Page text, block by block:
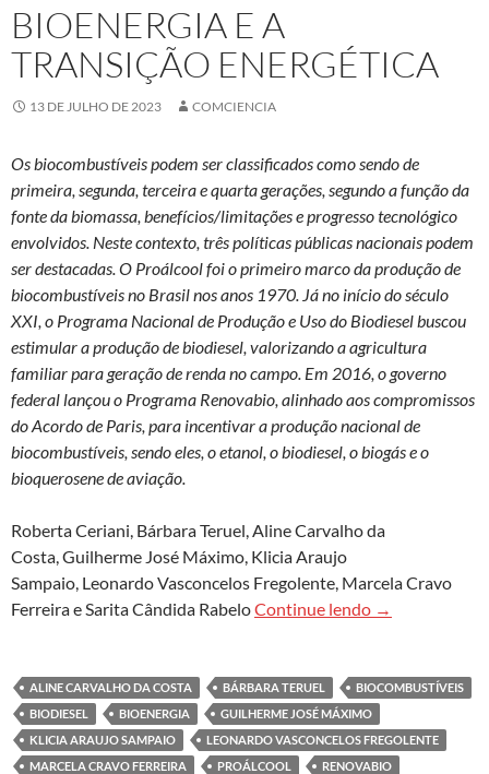
BIOENERGIA E A
TRANSIÇÃO ENERGÉTICA
13 DE JULHO DE 2023 COMCIENCIA
Os biocombustíveis podem ser classificados como sendo de
primeira, segunda, terceira e quarta gerações, segundo a função da
fonte da biomassa, benefícios/limitações e progresso tecnológico
envolvidos. Neste contexto, três políticas públicas nacionais podem
ser destacadas. O Proálcool foi o primeiro marco da produção de
biocombustíveis no Brasil nos anos 1970. Já no início do século
XXI, o Programa Nacional de Produção e Uso do Biodiesel buscou
estimular a produção de biodiesel, valorizando a agricultura
familiar para geração de renda no campo. Em 2016, o governo
federal lançou o Programa Renovabio, alinhado aos compromissos
do Acordo de Paris, para incentivar a produção nacional de
biocombustíveis, sendo eles, o etanol, o biodiesel, o biogás e o
bioquerosene de aviação.
Roberta Ceriani, Bárbara Teruel, Aline Carvalho da
Costa, Guilherme José Máximo, Klicia Araujo
Sampaio, Leonardo Vasconcelos Fregolente, Marcela Cravo
Ferreira e Sarita Cândida RabeloContinue lendo Bioenergia e a
→
ALINE CARVALHO DA COSTA BÁRBARA TERUEL
BIOCOMBUSTÍVEIS
BIODIESEL
BIOENERGIA
GUILHERME JOSÉ MÁXIMO
KLICIA ARAUJO SAMPAIO
LEONARDO VASCONCELOS FREGOLENTE
MARCELA CRAVO FERREIRA
PROÁLCOOL
RENOVABIO